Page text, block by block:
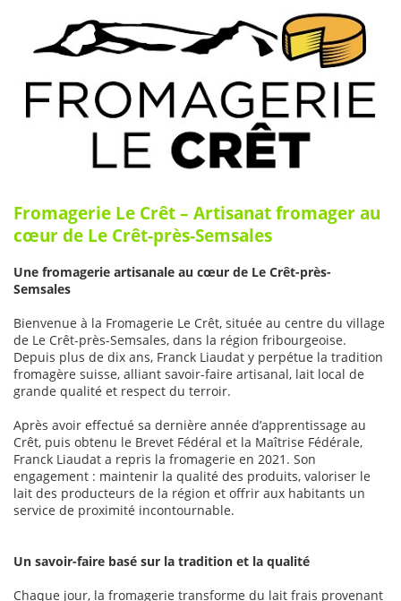
Fromagerie Le Crêt – Artisanat fromager au
cœur de Le Crêt-près-Semsales
Une fromagerie artisanale au cœur de Le Crêt-près-
Semsales
Bienvenue à la Fromagerie Le Crêt, située au centre du village
de Le Crêt-près-Semsales, dans la région fribourgeoise.
Depuis plus de dix ans, Franck Liaudat y perpétue la tradition
fromagère suisse, alliant savoir-faire artisanal, lait local de
grande qualité et respect du terroir.
Après avoir effectué sa dernière année d’apprentissage au
Crêt, puis obtenu le Brevet Fédéral et la Maîtrise Fédérale,
Franck Liaudat a repris la fromagerie en 2021. Son
engagement : maintenir la qualité des produits, valoriser le
lait des producteurs de la région et offrir aux habitants un
service de proximité incontournable.
Un savoir-faire basé sur la tradition et la qualité
Chaque jour, la fromagerie transforme du lait frais provenant